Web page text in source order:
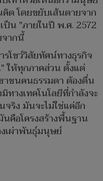
ด โดยขยับเส้นตายจาก
ป็น "ภายในปี พ.ศ. 2572
ากนี้
รโชว์วิสัยทัศน์ทางธุรกิจ
ให้ทุกภาคส่วน ตั้งแต่
าชนคนธรรมดา ต้องตื่น
างเทคโนโลยีที่กำลังจะ
จริง มันจะไม่ใช่แค่อีก
คือโครงสร้างพื้นฐาน
เผ่าพันธุ์มนุษย์